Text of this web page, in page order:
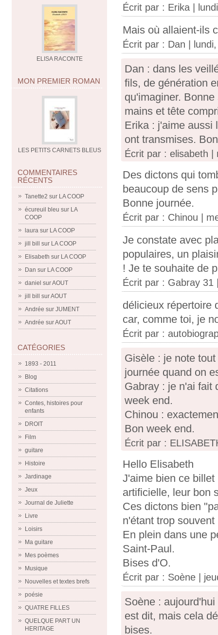
ELISA RACONTE
MON PREMIER ROMAN
LES PETITS CARNETS BLEUS
COMMENTAIRES
RÉCENTS
Tanette2 sur LA COOP
écureuil bleu sur LA
COOP
laura sur LA COOP
jill bill
sur LA COOP
Elisabeth sur LA COOP
Dan sur LA COOP
daniel surAOUT
jill bill
surAOUT
Andrée sur JUMENT
Andrée surAOUT
CATÉGORIES
1893 - 2011
Blog
Citations
Contes, histoires pour
enfants
DROIT
Film
guitare
Histoire
Jardinage
Jeux
Journal de Juliette
Livre
Loisirs
Ma guitare
Mes poèmes
Musique
Nouvelles et textes brefs
poésie
QUATRE FILLES
QUELQUE PART UN
HERITAGE
Écrit par : Erika |
Mais où allaient-ils
Écrit par : Dan |
Dan : dans les
fils, de génération
qu'imaginer.
mains et tête
Erika : j'aime aussi
ont transmises.
Écrit par : elisabeth |
Des dictons qui
beaucoup de sens
Bonne journée.
Écrit par : Chinou |
Je constate avec
populaires, un
! Je te souhaite de
Écrit par : Gabray 31
délicieux répertoire
car, comme toi, je
Écrit par :
Gisèle : je note
journée quand on
Gabray : je n'ai fait
week end.
Chinou :
Bon week end.
Écrit par :
Hello Elisabeth
J'aime bien ce
artificielle, leur bon
Ces dictons bien
n'étant trop
En plein dans une
Saint-Paul.
Bises d'O.
Écrit par : Soène |
Soène :
est dit, mais cela
bises.